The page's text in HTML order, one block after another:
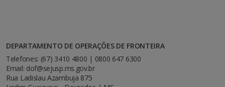
DEPARTAMENTO DE OPERAÇÕES DE FRONTEIRA
Telefones: (67) 3410 4800 | 0800 647 6300
Email: dof@sejusp.ms.gov.br
Rua Ladislau Azambuja 875